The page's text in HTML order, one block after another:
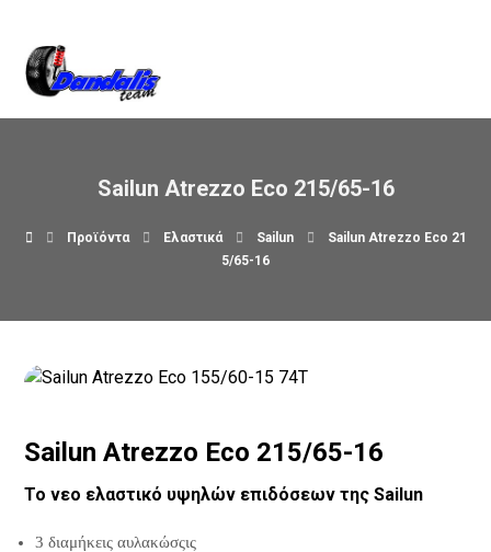
Sailun Atrezzo Eco 215/65-16
Προϊόντα Ελαστικά Sailun
Sailun Atrezzo Eco 21
5/65-16
Sailun Atrezzo Eco 215/65-16
Το νεο ελαστικό υψηλών επιδόσεων της Sailun
3 διαμήκεις αυλακώσςις